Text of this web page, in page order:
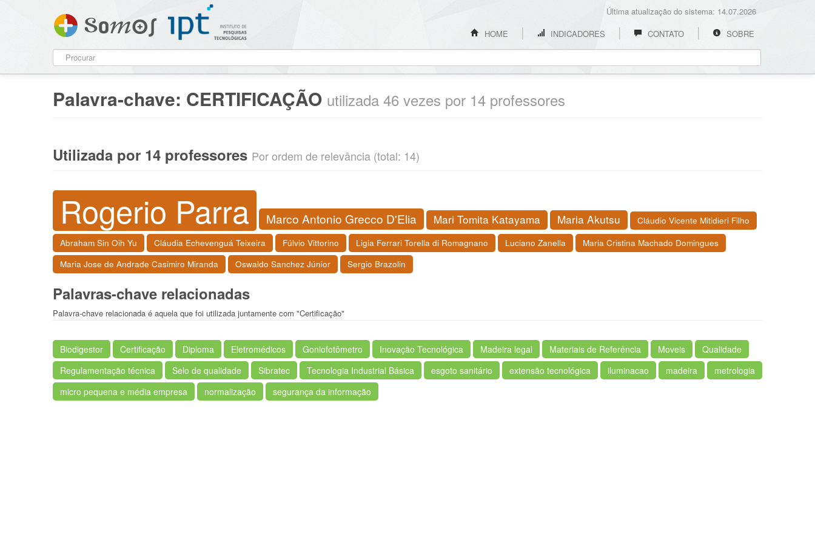
Última atualização do sistema: 14.07.2026
HOME
INDICADORES CONTATO SOBRE
Palavra-chave: CERTIFICAÇÃO utilizada 46 vezes por 14 professores
Utilizada por 14 professores Por ordem de relevância (total: 14)
Rogerio Parra Marco Antonio Grecco D'Elia Mari Tomita Katayama Maria Akutsu
Cláudio Vicente Mitidieri Filho
Abraham Sin Oih Yu
Cláudia Echevenguá Teixeira Fúlvio Vittorino Ligia Ferrari Torella di Romagnano Luciano Zanella
Maria Cristina Machado Domingues
Maria Jose de Andrade Casimiro Miranda
Oswaldo Sanchez Júnior Sergio Brazolin
Palavras-chave relacionadas
Palavra-chave relacionada é aquela que foi utilizada juntamente com "Certificação"
Biodigestor Certificação Diploma Eletromédicos Goniofotômetro Inovação Tecnológica Madeira legal Materiais de Referência Moveis
Qualidade
Regulamentação técnica
Selo de qualidade Sibratec Tecnologia Industrial Básica esgoto sanitário extensão tecnológica iluminacao madeira
metrologia
micro pequena e média empresa
normalização segurança da informação